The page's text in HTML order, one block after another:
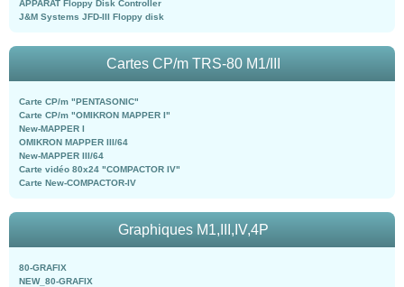
APPARAT Floppy Disk Controller
J&M Systems JFD-III Floppy disk
Cartes CP/m TRS-80 M1/III
Carte CP/m "PENTASONIC"
Carte CP/m "OMIKRON MAPPER I"
New-MAPPER I
OMIKRON MAPPER III/64
New-MAPPER III/64
Carte vidéo 80x24 "COMPACTOR IV"
Carte New-COMPACTOR-IV
Graphiques M1,III,IV,4P
80-GRAFIX
NEW_80-GRAFIX